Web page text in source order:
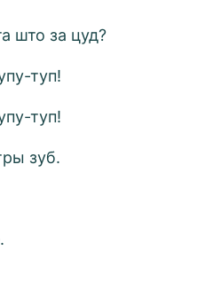
што за цуд?
туп!
туп!
зуб.